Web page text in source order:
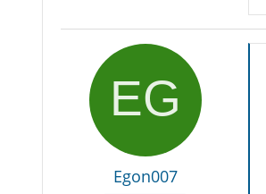
Egon007